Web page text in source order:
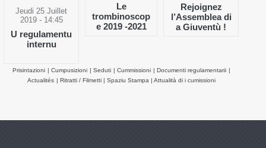
Jeudi 25 Juillet
2019 - 14:45
U regulamentu
internu
Le
trombinoscop
e 2019 -2021
Rejoignez
l’Assemblea di
a Giuventù !
Prisintazioni | Cumpusizioni | Seduti | Cummissioni | Documenti regulamentarii |
Actualités | Ritratti / Filmetti | Spaziu Stampa | Attualità di i cumissioni